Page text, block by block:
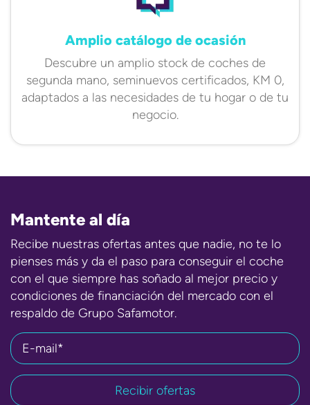
Amplio catálogo de ocasión
Descubre un amplio stock de coches de
segunda mano, seminuevos certificados, KM 0,
adaptados a las necesidades de tu hogar o de tu
negocio.
Mantente al día
Recibe nuestras ofertas antes que nadie, no te lo
pienses más y da el paso para conseguir el coche
con el que siempre has soñado al mejor precio y
condiciones de financiación del mercado con el
respaldo de Grupo Safamotor.
E-mail*